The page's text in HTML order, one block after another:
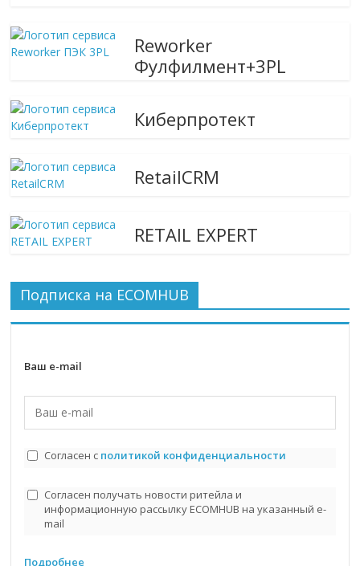
Reworker
Фулфилмент+3PL
Киберпротект
RetailCRM
RETAIL EXPERT
Подписка на ECOMHUB
Ваш e-mail
Согласен с политикой конфиденциальности
Согласен получать новости ритейла и
информационную рассылку ECOMHUB на указанный e-
mail
Подробнее